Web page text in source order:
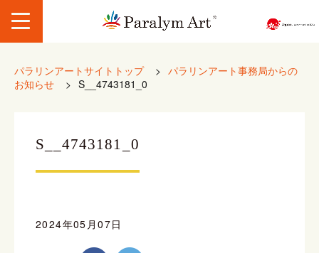
パラリンアートサイトトップ > パラリンアート事務局からの
お知らせ
> S__4743181_0
S__4743181_0
2024年05月07日